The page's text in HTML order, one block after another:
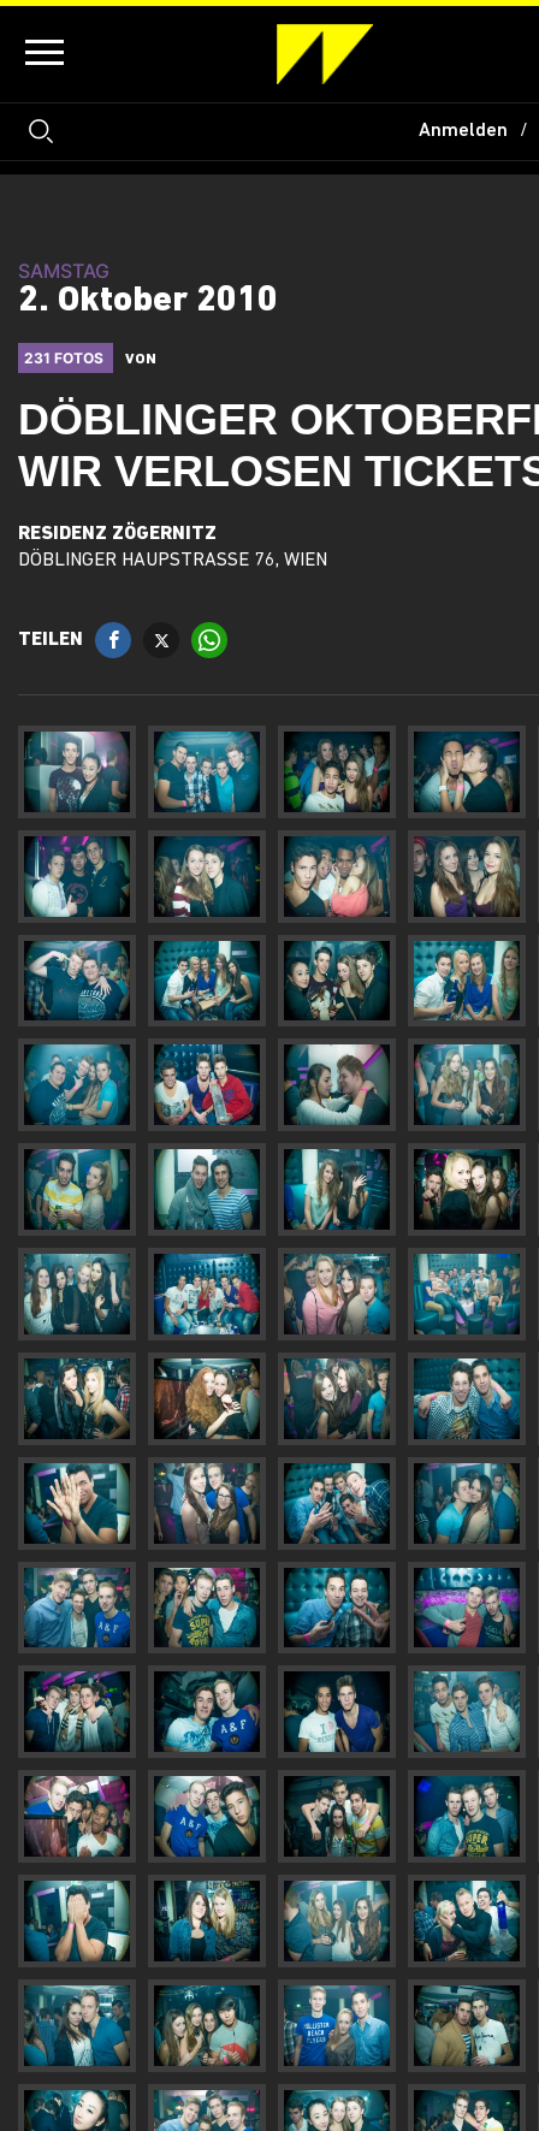
Anmelden
SAMSTAG
2. Oktober 2010
231 FOTOS VON
DÖBLINGER
WIR VERLOSEN
RESIDENZ ZÖGERNITZ
DÖBLINGER HAUPSTRASSE 76, WIEN
TEILEN